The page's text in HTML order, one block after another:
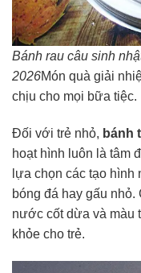
Bánh rau câu sinh
2026Món quà giải
chịu cho mọi bữa tiệc.
Đối với trẻ nhỏ, bánh
hoạt hình luôn là tâm
lựa chọn các tạo
bóng đá hay gấu
nước cốt dừa và màu
khỏe cho trẻ.